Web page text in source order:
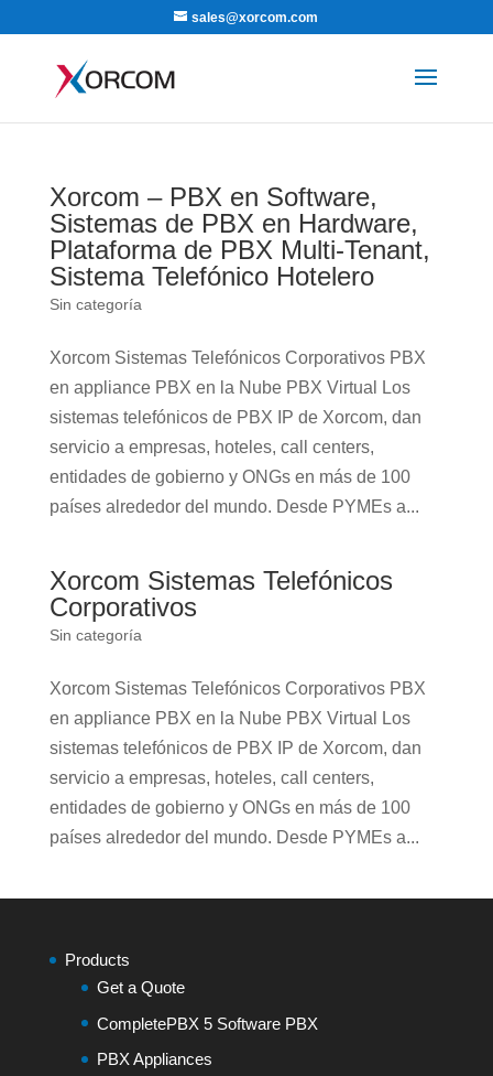
sales@xorcom.com
Xorcom – PBX en Software,
Sistemas de PBX en Hardware,
Plataforma de PBX Multi-Tenant,
Sistema Telefónico Hotelero
Sin categoría
Xorcom Sistemas Telefónicos Corporativos PBX
en appliance PBX en la Nube PBX Virtual Los
sistemas telefónicos de PBX IP de Xorcom, dan
servicio a empresas, hoteles, call centers,
entidades de gobierno y ONGs en más de 100
países alrededor del mundo. Desde PYMEs a...
Xorcom Sistemas Telefónicos
Corporativos
Sin categoría
Xorcom Sistemas Telefónicos Corporativos PBX
en appliance PBX en la Nube PBX Virtual Los
sistemas telefónicos de PBX IP de Xorcom, dan
servicio a empresas, hoteles, call centers,
entidades de gobierno y ONGs en más de 100
países alrededor del mundo. Desde PYMEs a...
Products
Get a Quote
CompletePBX 5 Software PBX
PBX Appliances